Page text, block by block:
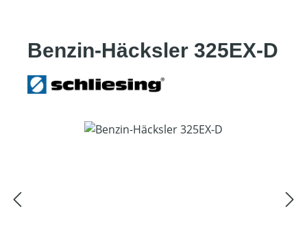
Benzin-Häcksler 325EX-D
Bildergalerie überspringen